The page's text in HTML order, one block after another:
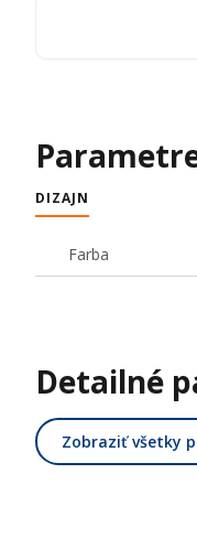
DIZAJN
Farba
Detailné
Zobraziť všetky